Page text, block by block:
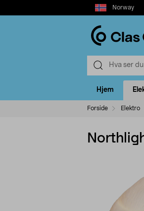
Select
market
Norway
Hjem
Forside Elektro